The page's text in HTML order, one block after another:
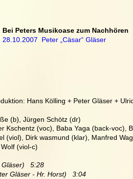
Hans Kölling + Peter Gläser +
(b), Jürgen Schötz (dr)
Kschentz (voc), Baba Yaga (back-voc),
(viol), Dirk wasmund (klar), Manfred
(viol-c)
5:28
Gläser - Hr. Horst)   3:04
Bei Peters Musikoase zum Nachhören
28.10.2007  Peter „Cäsar“ Gläser